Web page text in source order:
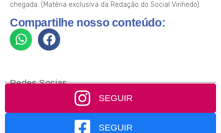
chegada. (Matéria exclusiva da Redação do Social Vinhedo)
Compartilhe nosso conteúdo:
Redes Socias
SEGUIR
SEGUIR